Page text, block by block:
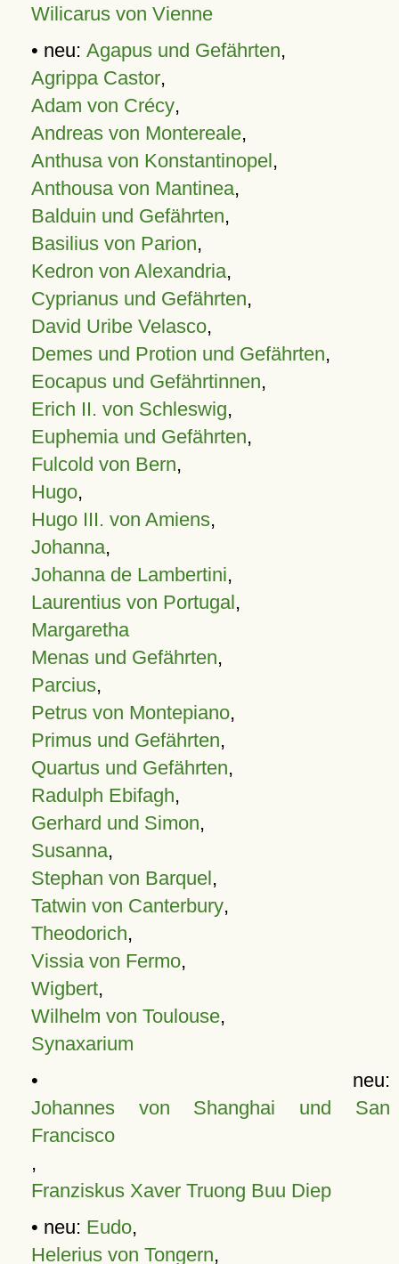
Wilicarus von Vienne
• neu: Agapus und Gefährten,
Agrippa Castor,
Adam von Crécy,
Andreas von Montereale,
Anthusa von Konstantinopel,
Anthousa von Mantinea,
Balduin und Gefährten,
Basilius von Parion,
Kedron von Alexandria,
Cyprianus und Gefährten,
David Uribe Velasco,
Demes und Protion und Gefährten,
Eocapus und Gefährtinnen,
Erich II. von Schleswig,
Euphemia und Gefährten,
Fulcold von Bern,
Hugo,
Hugo III. von Amiens,
Johanna,
Johanna de Lambertini,
Laurentius von Portugal,
Margaretha
Menas und Gefährten,
Parcius,
Petrus von Montepiano,
Primus und Gefährten,
Quartus und Gefährten,
Radulph Ebifagh,
Gerhard und Simon,
Susanna,
Stephan von Barquel,
Tatwin von Canterbury,
Theodorich,
Vissia von Fermo,
Wigbert,
Wilhelm von Toulouse,
Synaxarium
• neu:
Johannes von Shanghai und San
Francisco
,
Franziskus Xaver Truong Buu Diep
• neu: Eudo,
Helerius von Tongern,